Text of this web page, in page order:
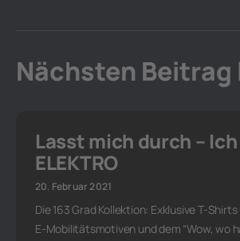
Nächsten Beitrag
Lasst mich durch –
ELEKTRO
20. Februar 2021
Die 163 Grad Kollektion: Exklusive T-
E-Mobilitätsmotiven und dem “Wow, wo